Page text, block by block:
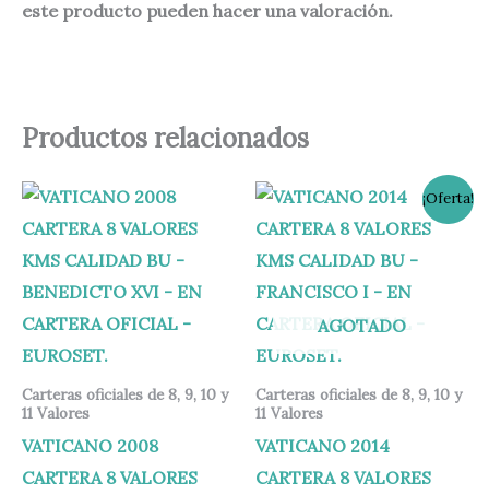
este producto pueden hacer una valoración.
Productos relacionados
Carteras oficiales de 8, 9, 10 y
11 Valores
VATICANO 2008
CARTERA 8 VALORES
¡Oferta!
AGOTADO
Carteras oficiales de 8, 9, 10 y
11 Valores
VATICANO 2014
CARTERA 8 VALORES
El
precio
original
era:
79,00 €.
El
precio
actual
es:
69,00 €.